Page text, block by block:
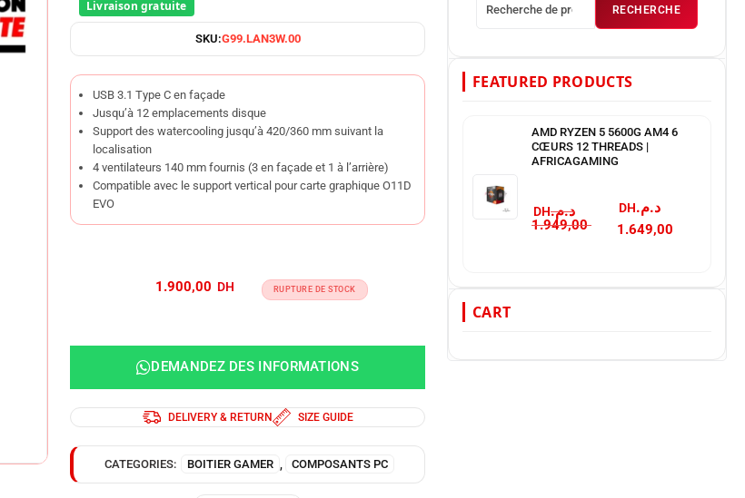
SKU:G99.LAN3W.00
USB 3.1 Type C en façade
Jusqu’à 12 emplacements disque
Support des watercooling jusqu’à 420/360 mm suivant la
localisation
4 ventilateurs 140 mm fournis (3 en façade et 1 à l’arrière)
Compatible avec le support vertical pour carte graphique O11D
EVO
RUPTURE DE STOCK
DEMANDEZ DES INFORMATIONS
DELIVERY & RETURN SIZE GUIDE
CATEGORIES: BOITIER GAMER COMPOSANTS PC
RECHERCHE
FEATURED PRODUCTS
AMD RYZEN 5 5600G AM4 6
CŒURS 12 THREADS |
AFRICAGAMING
د.م.
1.949,00
د.م.
CART